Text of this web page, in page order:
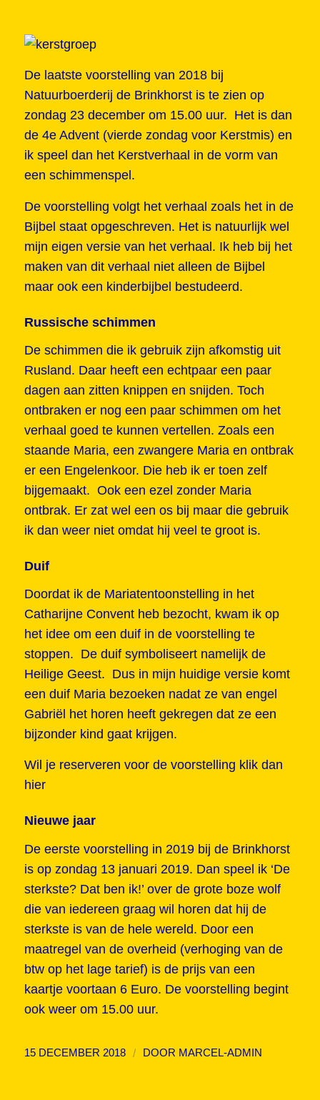
De laatste voorstelling van 2018 bij
Natuurboerderij de Brinkhorst is te zien op
zondag 23 december om 15.00 uur. Het is dan
de 4e Advent (vierde zondag voor Kerstmis) en
ik speel dan het Kerstverhaal in de vorm van
een schimmenspel.
De voorstelling volgt het verhaal zoals het in de
Bijbel staat opgeschreven. Het is natuurlijk wel
mijn eigen versie van het verhaal. Ik heb bij het
maken van dit verhaal niet alleen de Bijbel
maar ook een kinderbijbel bestudeerd.
Russische schimmen
De schimmen die ik gebruik zijn afkomstig uit
Rusland. Daar heeft een echtpaar een paar
dagen aan zitten knippen en snijden. Toch
ontbraken er nog een paar schimmen om het
verhaal goed te kunnen vertellen. Zoals een
staande Maria, een zwangere Maria en ontbrak
er een Engelenkoor. Die heb ik er toen zelf
bijgemaakt. Ook een ezel zonder Maria
ontbrak. Er zat wel een os bij maar die gebruik
ik dan weer niet omdat hij veel te groot is.
Duif
Doordat ik de Mariatentoonstelling in het
Catharijne Convent heb bezocht, kwam ik op
het idee om een duif in de voorstelling te
stoppen. De duif symboliseert namelijk de
Heilige Geest. Dus in mijn huidige versie komt
een duif Maria bezoeken nadat ze van engel
Gabriël het horen heeft gekregen dat ze een
bijzonder kind gaat krijgen.
Wil je reserveren voor de voorstelling klik dan
hier
Nieuwe jaar
De eerste voorstelling in 2019 bij de Brinkhorst
is op zondag 13 januari 2019. Dan speel ik ‘De
sterkste? Dat ben ik!’ over de grote boze wolf
die van iedereen graag wil horen dat hij de
sterkste is van de hele wereld. Door een
maatregel van de overheid (verhoging van de
btw op het lage tarief) is de prijs van een
kaartje voortaan 6 Euro. De voorstelling begint
ook weer om 15.00 uur.
15 DECEMBER 2018 / DOOR MARCEL-ADMIN